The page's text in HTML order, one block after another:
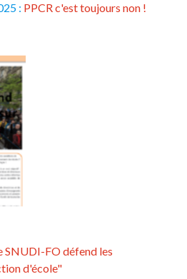
: PPCR c'est toujours non !
SNUDI-FO défend les
d'école"